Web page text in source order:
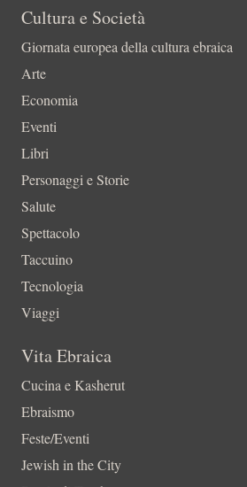
Cultura e Società
Giornata europea della cultura ebraica
Arte
Economia
Eventi
Libri
Personaggi e Storie
Salute
Spettacolo
Taccuino
Tecnologia
Viaggi
Vita Ebraica
Cucina e Kasherut
Ebraismo
Feste/Eventi
Jewish in the City